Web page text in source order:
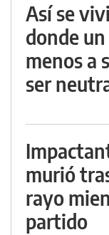
Así se
donde
menos a
ser
murió
rayo
partido